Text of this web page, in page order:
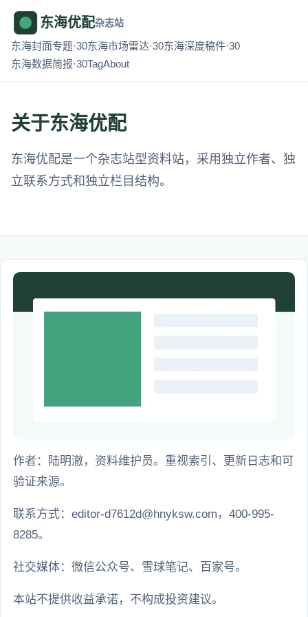
东海优配杂志站
东海封面专题·30东海市场雷达·30东海深度稿件·30
东海数据简报·30TagAbout
关于东海优配
东海优配是一个杂志站型资料站，采用独立作者、独
立联系方式和独立栏目结构。
作者：陆明澈，资料维护员。重视索引、更新日志和可
验证来源。
联系方式：editor-d7612d@hnyksw.com，400-995-
8285。
社交媒体：微信公众号、雪球笔记、百家号。
本站不提供收益承诺，不构成投资建议。